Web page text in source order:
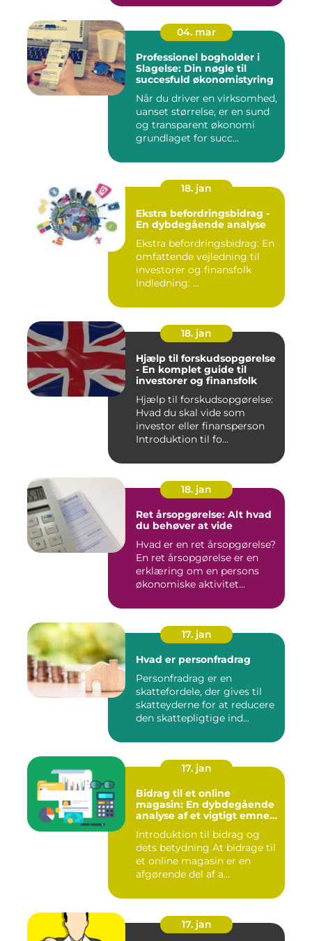
04. mar
Professionel bogholder i
Slagelse: Din nøgle til
succesfuld økonomistyring
Når du driver en virksomhed,
uanset størrelse, er en sund
og transparent økonomi
grundlaget for succ...
18. jan
Ekstra befordringsbidrag -
En dybdegående analyse
Ekstra befordringsbidrag: En
omfattende vejledning til
investorer og finansfolk
Indledning: ...
18. jan
Hjælp til forskudsopgørelse
- En komplet guide til
investorer og finansfolk
Hjælp til forskudsopgørelse:
Hvad du skal vide som
investor eller finansperson
Introduktion til fo...
18. jan
Ret årsopgørelse: Alt hvad
du behøver at vide
Hvad er en ret årsopgørelse?
En ret årsopgørelse er en
erklæring om en persons
økonomiske aktivitet...
17. jan
Hvad er personfradrag
Personfradrag er en
skattefordele, der gives til
skatteyderne for at reducere
den skattepligtige ind...
17. jan
Bidrag til et online
magasin: En dybdegående
analyse af et vigtigt emne
Introduktion til bidrag og
dets betydning At bidrage til
et online magasin er en
afgørende del af a...
17. jan